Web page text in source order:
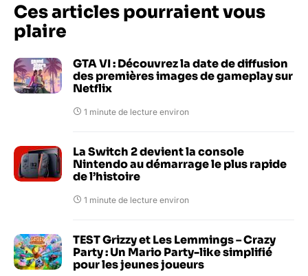
Ces articles pourraient vous
plaire
GTA VI : Découvrez la date de diffusion
des premières images de gameplay sur
Netflix
1 minute de lecture environ
La Switch 2 devient la console
Nintendo au démarrage le plus rapide
de l’histoire
1 minute de lecture environ
TEST Grizzy et Les Lemmings – Crazy
Party : Un Mario Party-like simplifié
pour les jeunes joueurs